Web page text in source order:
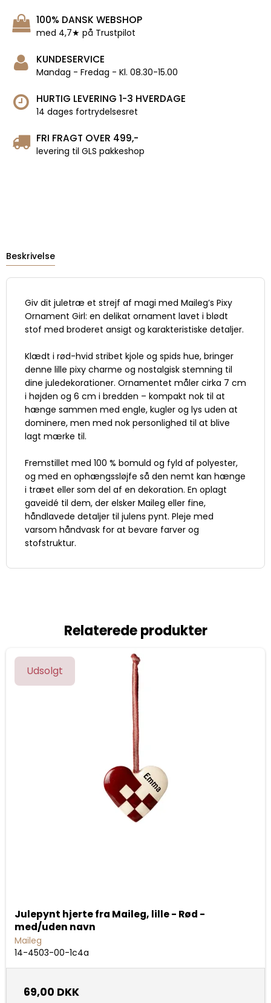
FRI FRAGT OVER 499,-
levering til GLS pakkeshop
HURTIG LEVERING 1-3 HVERDAGE
14 dages fortrydelsesret
KUNDESERVICE
Mandag - Fredag - Kl. 08.30-15.00
100% DANSK WEBSHOP
med 4,7★ på Trustpilot
Beskrivelse
Giv dit juletræ et strejf af magi med Maileg’s Pixy
Ornament Girl: en delikat ornament lavet i blødt
stof med broderet ansigt og karakteristiske detaljer.
Klædt i rød-hvid stribet kjole og spids hue, bringer
denne lille pixy charme og nostalgisk stemning til
dine juledekorationer. Ornamentet måler cirka 7 cm
i højden og 6 cm i bredden – kompakt nok til at
hænge sammen med engle, kugler og lys uden at
dominere, men med nok personlighed til at blive
lagt mærke til.
Fremstillet med 100 % bomuld og fyld af polyester,
og med en ophængssløjfe så den nemt kan hænge
i træet eller som del af en dekoration. En oplagt
gaveidé til dem, der elsker Maileg eller fine,
håndlavede detaljer til julens pynt. Pleje med
varsom håndvask for at bevare farver og
stofstruktur.
Relaterede produkter
Udsolgt
Julepynt hjerte fra Maileg, lille - Rød -
med/uden navn
Maileg
14-4503-00-1c4a
69,00 DKK